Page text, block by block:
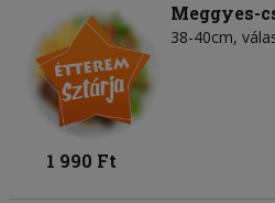
Meggyes-
38-40cm,
1 990 Ft